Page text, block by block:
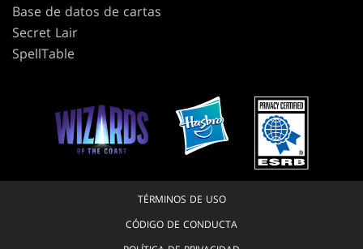
Base de datos de cartas
Secret Lair
SpellTable
TÉRMINOS DE USO
CÓDIGO DE CONDUCTA